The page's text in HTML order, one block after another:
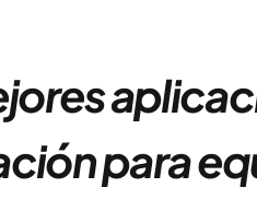
para